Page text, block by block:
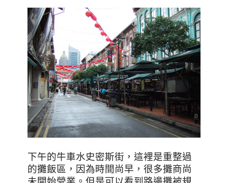
下午的牛車水史密斯街，這裡是重整過
的攤飯區，因為時間尚早，很多攤商尚